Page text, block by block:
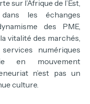
sur l’Afrique de l’Est,
les échanges
des PME,
vitalité des marchés,
numériques
en mouvement
n’est pas un
culture.